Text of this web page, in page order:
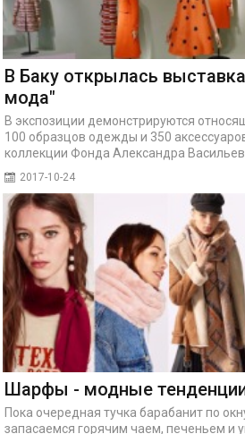
В Баку открылась
мода"
В экспозиции демонстрируются
100 образцов одежды и 350
коллекции Фонда Александра
2017-10-24
Шарфы - модные
Пока очередная тучка барабанит по
запасаемся горячим чаем, печеньем и